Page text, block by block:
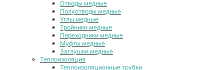
Отводы медные
Полуотводы медные
Углы медные
Тройники медные
Переходники медные
Муфты медные
Заглушки медные
Теплоизоляция
Теплоизоляционные трубки